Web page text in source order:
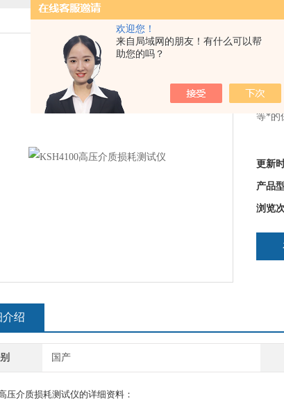
欢迎您！
来自局域网的朋友！有什么可以帮
助您的吗？
等*的
更新
产品
浏览
介绍
国产
压介质损耗测试仪的详细资料：